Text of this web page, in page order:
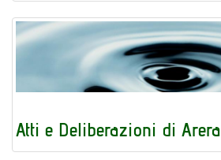
Atti e Deliberazioni di Arera